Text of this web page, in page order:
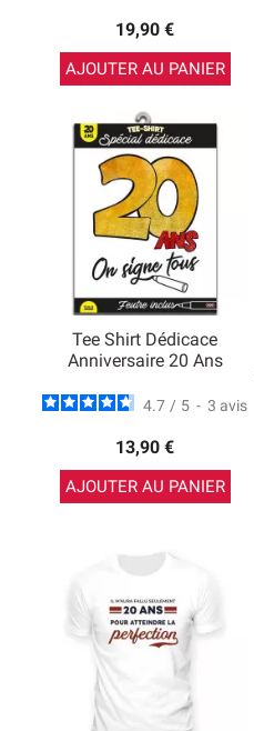
19,90 €
AJOUTER AU PANIER
Tee Shirt Dédicace
Anniversaire 20 Ans
4.7 / 5 - 3 avis
13,90 €
AJOUTER AU PANIER